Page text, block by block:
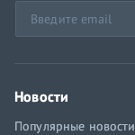
Новости
Популярные новости